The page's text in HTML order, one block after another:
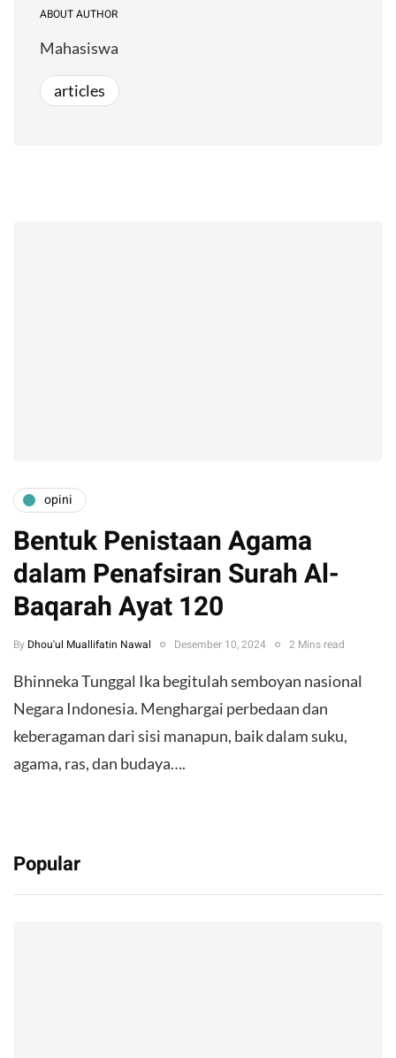
ABOUT AUTHOR
Mahasiswa
articles
opini
Bentuk Penistaan Agama
dalam Penafsiran Surah Al-
Baqarah Ayat 120
By Dhou'ul Muallifatin Nawal Desember 10, 2024 2 Mins read
Bhinneka Tunggal Ika begitulah semboyan nasional
Negara Indonesia. Menghargai perbedaan dan
keberagaman dari sisi manapun, baik dalam suku,
agama, ras, dan budaya….
Popular